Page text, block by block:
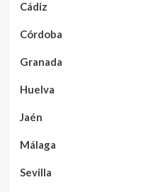
Cádiz
Córdoba
Granada
Huelva
Jaén
Málaga
Sevilla